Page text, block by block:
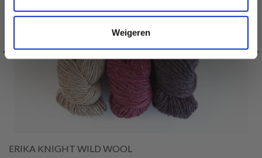
Weigeren
ERIKA KNIGHT WILD WOOL